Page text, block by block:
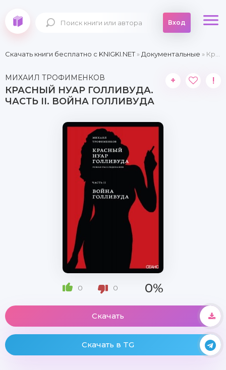
Вход
Скачать книги бесплатно c KNIGKI.NET» Документальные » Красный нуар Голливуда. Часть II. Война Голливуда
МИХАИЛ ТРОФИМЕНКОВ
КРАСНЫЙ НУАР ГОЛЛИВУДА.
ЧАСТЬ II. ВОЙНА ГОЛЛИВУДА
+ !
0 0 0%
Скачать
Скачать в TG